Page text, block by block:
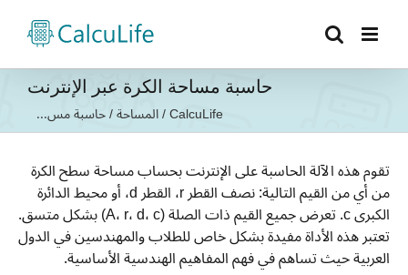
حاسبة مساحة الكرة عبر الإنترنت
CalcuLife
/المساحة/حاسبة مس...
تقوم هذه الآلة الحاسبة على الإنترنت بحساب مساحة سطح الكرة
من أي من القيم التالية: نصف القطر r، القطر d، أو محيط الدائرة
الكبرى c. تعرض جميع القيم ذات الصلة (A، r، d، c) بشكل متسق.
تعتبر هذه الأداة مفيدة بشكل خاص للطلاب والمهندسين في الدول
العربية حيث تساهم في فهم المفاهيم الهندسية الأساسية.